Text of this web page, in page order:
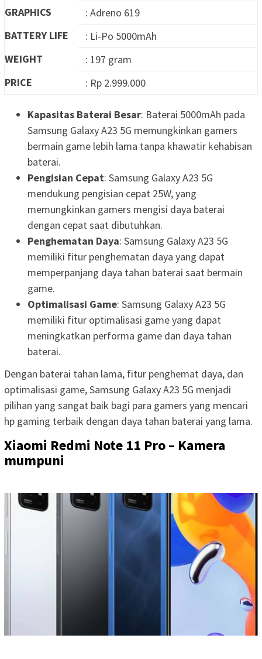
GRAPHICS
: Adreno 619
BATTERY LIFE
: Li-Po 5000mAh
WEIGHT
: 197 gram
PRICE
: Rp 2.999.000
Kapasitas Baterai Besar: Baterai 5000mAh pada
Samsung Galaxy A23 5G memungkinkan gamers
bermain game lebih lama tanpa khawatir kehabisan
baterai.
Pengisian Cepat: Samsung Galaxy A23 5G
mendukung pengisian cepat 25W, yang
memungkinkan gamers mengisi daya baterai
dengan cepat saat dibutuhkan.
Penghematan Daya: Samsung Galaxy A23 5G
memiliki fitur penghematan daya yang dapat
memperpanjang daya tahan baterai saat bermain
game.
Optimalisasi Game: Samsung Galaxy A23 5G
memiliki fitur optimalisasi game yang dapat
meningkatkan performa game dan daya tahan
baterai.
Dengan baterai tahan lama, fitur penghemat daya, dan
optimalisasi game, Samsung Galaxy A23 5G menjadi
pilihan yang sangat baik bagi para gamers yang mencari
hp gaming terbaik dengan daya tahan baterai yang lama.
Xiaomi Redmi Note 11 Pro – Kamera
mumpuni